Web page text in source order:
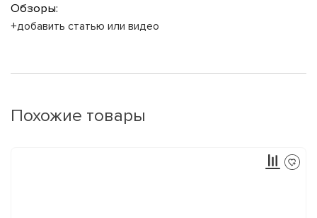
Обзоры:
+добавить статью или видео
Похожие товары